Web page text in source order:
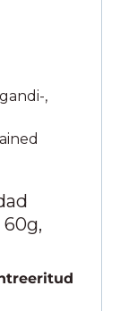
,